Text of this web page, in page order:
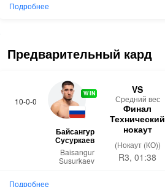
Подробнее
Предварительный кард
10-0-0
WIN
Байсангур
Сусуркаев
Baisangur
Susurkaev
VS
Средний вес
Финал
Технический
нокаут
(Нокаут (КО))
R3, 01:38
Подробнее